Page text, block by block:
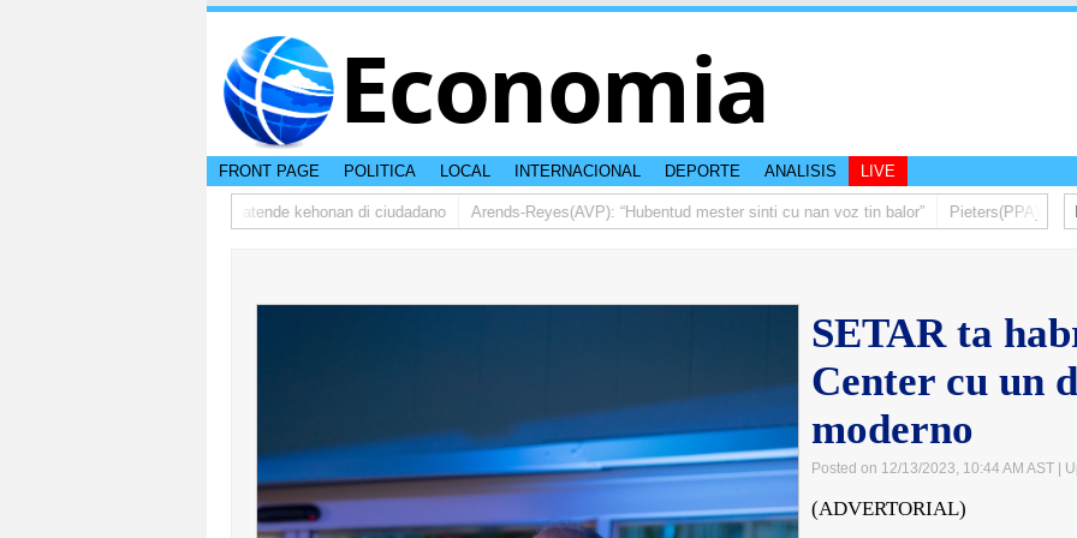
Economia
FRONT PAGE POLITICA LOCAL INTERNACIONAL DEPORTE ANALISIS LIVE
ta bishita barionan pa atende kehonan di ciudadano Arends-Reyes(AVP): “Hubentud mester sinti cu nan voz tin balor” Pieters(PPA): Mas di
SETAR ta
Center cu un
moderno
Posted on 12/13/2023, 10:44 AM AST |
(ADVERTORIAL)